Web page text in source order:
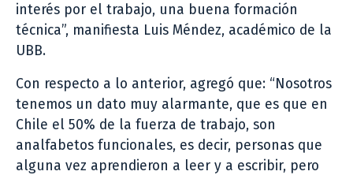
interés por el trabajo, una buena formación
técnica”, manifiesta Luis Méndez, académico de la
UBB.
Con respecto a lo anterior, agregó que: “Nosotros
tenemos un dato muy alarmante, que es que en
Chile el 50% de la fuerza de trabajo, son
analfabetos funcionales, es decir, personas que
alguna vez aprendieron a leer y a escribir, pero